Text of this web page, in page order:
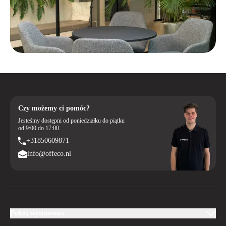
Czy możemy ci pomóc?
Jesteśmy dostępni od poniedziałku do piątku
od 9:00 do 17:00.
+31850609871
info@offeco.nl